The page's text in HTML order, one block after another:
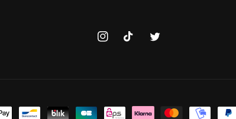
Instagram
TikTok Twitter